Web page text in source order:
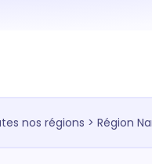
nos régions > Région